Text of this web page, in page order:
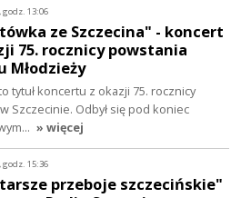
godz. 13:06
ze Szczecina" - koncert
75. rocznicy powstania
Młodzieży
tytuł koncertu z okazji 75. rocznicy
Szczecinie. Odbył się pod koniec
» więcej
godz. 15:36
przeboje szczecińskie"